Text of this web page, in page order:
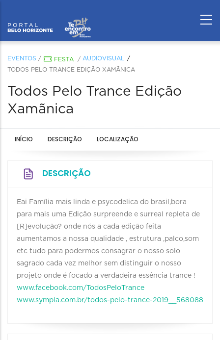
EVENTOS / FESTA / AUDIOVISUAL
TODOS PELO TRANCE EDIÇÃO XAMÃNICA
Todos Pelo Trance Edição
Xamãnica
INÍCIO DESCRIÇÃO LOCALIZAÇÃO
DESCRIÇÃO
Eai Família mais linda e psycodelica do brasil,bora
para mais uma Edição surpreende e surreal repleta de
[R]evolução? onde nós a cada edição feita
aumentamos a nossa qualidade , estrutura ,palco,som
etc tudo para podermos consagrar o nosso solo
sagrado cada vez melhor sem distinguir o nosso
projeto onde é focado a verdadeira essência trance !
www.facebook.com/TodosPeloTrance
www.sympla.com.br/todos-pelo-trance-2019__568088